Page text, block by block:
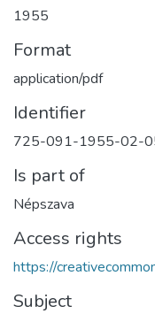
1955
Format
application/pdf
Identifier
725-091-1955-02-
Is part of
Népszava
Access rights
https://
Subject